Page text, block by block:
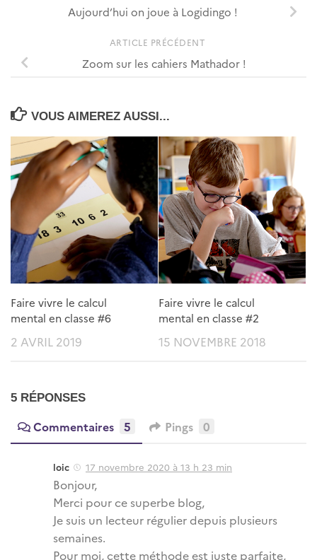
Aujourd’hui on joue à Logidingo !
ARTICLE PRÉCÉDENT
Zoom sur les cahiers Mathador !
VOUS AIMEREZ AUSSI...
Faire vivre le calcul
mental en classe #6
2 AVRIL 2019
Faire vivre le calcul
mental en classe #2
15 NOVEMBRE 2018
5 RÉPONSES
Commentaires 5 Pings 0
loic 17 novembre 2020 à 13 h 23 min
Bonjour,
Merci pour ce superbe blog,
Je suis un lecteur régulier depuis plusieurs
semaines.
Pour moi, cette méthode est juste parfaite,